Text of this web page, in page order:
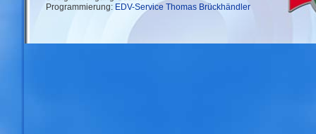
Programmierung: EDV-Service Thomas Brückhändler